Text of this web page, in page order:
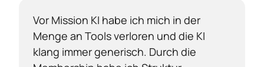
Vor Mission KI habe ich mich in der
Menge an Tools verloren und die KI
klang immer generisch. Durch die